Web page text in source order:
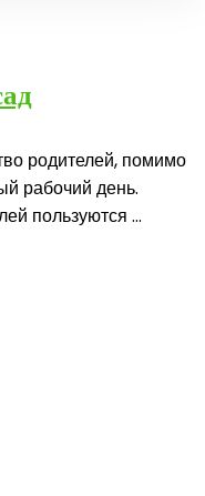
родителей, помимо
рабочий день.
пользуются ...